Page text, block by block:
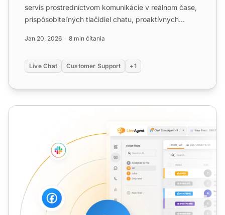
servis prostredníctvom komunikácie v reálnom čase,
prispôsobiteľných tlačidiel chatu, proaktívnych
Jan 20, 2026 8 min čítania
Live Chat Customer Support +1
Nástroj na chat